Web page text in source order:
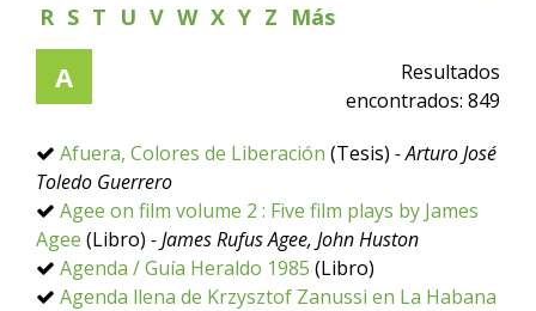
R S T U V W X Y Z Más
A
Resultados
encontrados: 849
Afuera, Colores de Liberación (Tesis) - Arturo José
Toledo Guerrero
Agee on film volume 2 : Five film plays by James
Agee (Libro) - James Rufus Agee, John Huston
Agenda / Guía Heraldo 1985 (Libro)
Agenda llena de Krzysztof Zanussi en La Habana